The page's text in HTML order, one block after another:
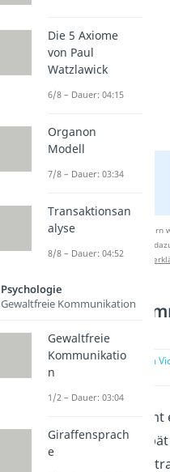
Nach Beantwortung speichern
Studyflix zu verbessern. Mehr
Gewaltfreie
Beispiel
zur Stelle im
Beispielsweise kommt
Arbeitskollegezu spät
Meeting. Da die
Die 5 Axiome
von Paul
Watzlawick
6/8 – Dauer: 04:15
Organon
Modell
7/8 – Dauer: 03:34
Transaktionsan
alyse
8/8 – Dauer: 04:52
Psychologie
Gewaltfreie Kommunikation
Gewaltfreie
Kommunikatio
n
1/2 – Dauer: 03:04
Giraffensprach
e